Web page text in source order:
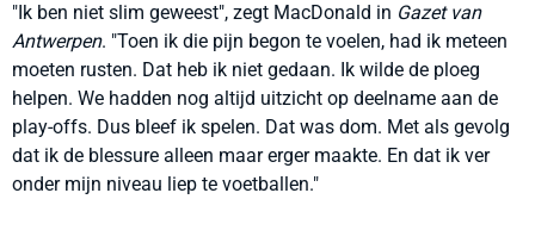
"Ik ben niet slim geweest", zegt MacDonald in Gazet van
Antwerpen. "Toen ik die pijn begon te voelen, had ik meteen
moeten rusten. Dat heb ik niet gedaan. Ik wilde de ploeg
helpen. We hadden nog altijd uitzicht op deelname aan de
play-offs. Dus bleef ik spelen. Dat was dom. Met als gevolg
dat ik de blessure alleen maar erger maakte. En dat ik ver
onder mijn niveau liep te voetballen."